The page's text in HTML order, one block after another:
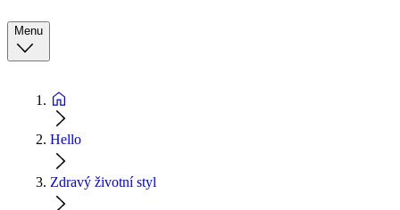
Menu
Hello
Zdravý životní styl